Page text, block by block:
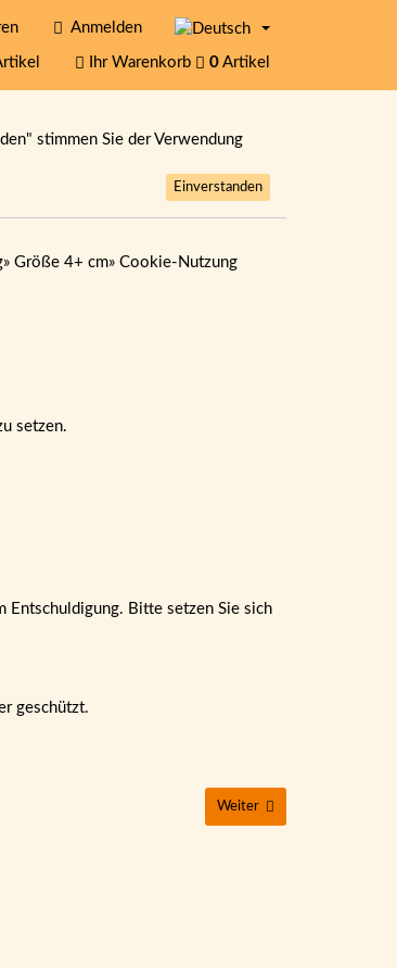
Anmelden
Ihr Warenkorb 0 Artikel
stimmen Sie der Verwendung
Einverstanden
» Größe 4+ cm» Cookie-Nutzung
setzen.
Entschuldigung. Bitte setzen Sie sich
geschützt.
Weiter